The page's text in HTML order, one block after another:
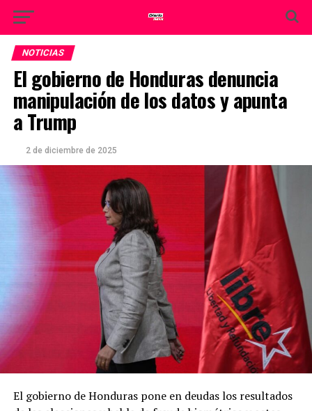
NOTICIAS
El gobierno de Honduras denuncia
manipulación de los datos y apunta
a Trump
2 de diciembre de 2025
El gobierno de Honduras pone en deudas los resultados